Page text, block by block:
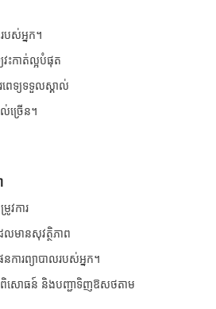
របស់អ្នក។
វះកាត់ល្អបំផុត
េទ្យទទួលស្គាល់
ច្រើន។
រូវការ
មានសុវត្ថិភាព
ការព្យាបាលរបស់អ្នក។
រពិសោធន៍ និងបញ្ជាទិញឱសថតាម